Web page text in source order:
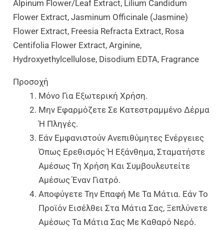
Alpinum Flower/Leaf Extract, Lilium Candidum
Flower Extract, Jasminum Officinale (Jasmine)
Flower Extract, Freesia Refracta Extract, Rosa
Centifolia Flower Extract, Arginine,
Hydroxyethylcellulose, Disodium EDTA, Fragrance
Προσοχή
Μόνο Για Εξωτερική Χρήση.
Μην Εφαρμόζετε Σε Κατεστραμμένο Δέρμα
Ή Πληγές.
Εάν Εμφανιστούν Ανεπιθύμητες Ενέργειες
Όπως Ερεθισμός Ή Εξάνθημα, Σταματήστε
Αμέσως Τη Χρήση Και Συμβουλευτείτε
Αμέσως Έναν Γιατρό.
Αποφύγετε Την Επαφή Με Τα Μάτια. Εάν Το
Προϊόν Εισέλθει Στα Μάτια Σας, Ξεπλύνετε
Αμέσως Τα Μάτια Σας Με Καθαρό Νερό.